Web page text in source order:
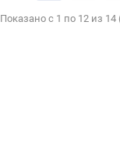
Показано с 1 по 12 из 14